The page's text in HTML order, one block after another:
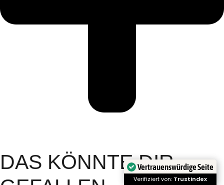
DAS KÖNNTE DIRVertrauenswürdige Seite
Verifiziert von: Trustindex